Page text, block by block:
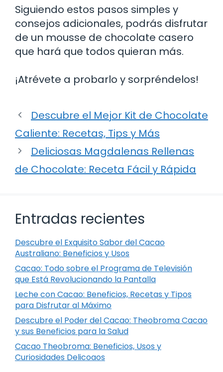
Siguiendo estos pasos simples y
consejos adicionales, podrás disfrutar
de un mousse de chocolate casero
que hará que todos quieran más.
¡Atrévete a probarlo y sorpréndelos!
Descubre el Mejor Kit de Chocolate
Caliente: Recetas, Tips y Más
Deliciosas Magdalenas Rellenas
de Chocolate: Receta Fácil y Rápida
Entradas recientes
Descubre el Exquisito Sabor del Cacao
Australiano: Beneficios y Usos
Cacao: Todo sobre el Programa de Televisión
que Está Revolucionando la Pantalla
Leche con Cacao: Beneficios, Recetas y Tipos
para Disfrutar al Máximo
Descubre el Poder del Cacao: Theobroma Cacao
y sus Beneficios para la Salud
Cacao Theobroma: Beneficios, Usos y
Curiosidades Delicoaos